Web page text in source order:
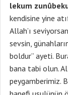
lekum
kendisine yine
Allah’ı
sevsin,
boldur” ayeti.
bana tabi olun.
peygamberimiz.